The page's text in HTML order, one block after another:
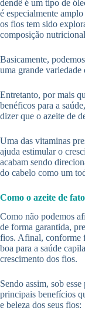
dendê é um tipo de
é especialmente
os fios tem sido
composição
Basicamente,
uma grande variedade
Entretanto, por mais
benéficos para a
dizer que o azeite de
Uma das vitaminas
ajuda estimular o
acabam sendo
do cabelo como um
Como o azeite de
Como não podemos
de forma garantida,
fios. Afinal, conforme
boa para a saúde
crescimento dos fios.
Sendo assim, sob
principais benefícios
e beleza dos seus fios: